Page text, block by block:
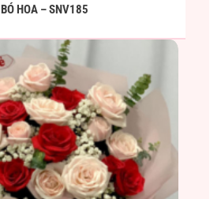
BÓ HOA – SNV185